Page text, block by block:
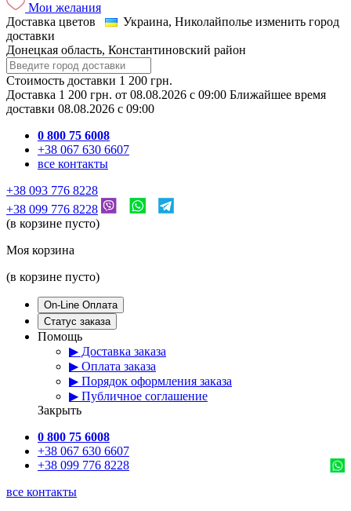
Мои желания
Доставка цветов
Украина, Николайполье изменить город
доставки
Донецкая область, Константиновский район
Стоимость доставки 1 200 грн.
Доставка 1 200 грн. от 08.08.2026 c 09:00 Ближайшее время
доставки 08.08.2026 c 09:00
0 800 75 6008
+38 067 630 6607
все контакты
+38 093 776 8228
+38 099 776 8228
(в корзине пусто)
Моя корзина
(в корзине пусто)
On-Line Оплата
Статус заказа
Помощь
▶ Доставка заказа
▶ Оплата заказа
▶ Порядок оформления заказа
▶ Публичное соглашение
Закрыть
0 800 75 6008
+38 067 630 6607
+38 099 776 8228
все контакты